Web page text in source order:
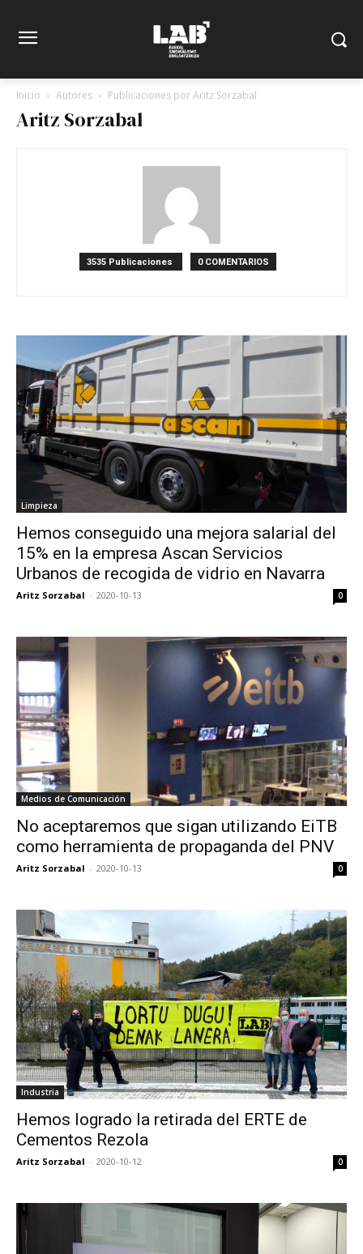
Inicio Autores Publicaciones por Aritz Sorzabal
Aritz Sorzabal
3535 Publicaciones 0 COMENTARIOS
Limpieza
Hemos conseguido una mejora salarial del
15% en la empresa Ascan Servicios
Urbanos de recogida de vidrio en Navarra
Aritz Sorzabal - 2020-10-13 0
Medios de Comunicación
No aceptaremos que sigan utilizando EiTB
como herramienta de propaganda del PNV
Aritz Sorzabal - 2020-10-13 0
Industria
Hemos logrado la retirada del ERTE de
Cementos Rezola
Aritz Sorzabal - 2020-10-12 0